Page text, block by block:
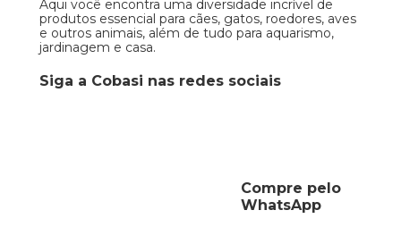
Aqui você encontra uma diversidade incrível de
produtos essencial para cães, gatos, roedores, aves
e outros animais, além de tudo para aquarismo,
jardinagem e casa.
Siga a Cobasi nas redes sociais
Compre pelo
WhatsApp